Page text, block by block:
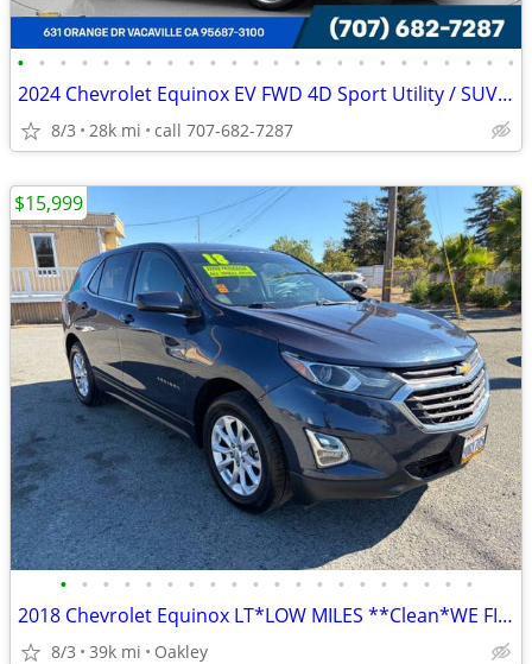
• • • • • • • • • • • • • • • • • • • • • • • •
2024 Chevrolet Equinox EV FWD 4D Sport Utility / SUV LT
8/3 28k mi call 707-682-7287
• • • • • • • • • • • • • • • • • • • •
2018 Chevrolet Equinox LT*LOW MILES **Clean*WE FINANCE ALL CREDIT~
8/3 39k mi Oakley
$15,999